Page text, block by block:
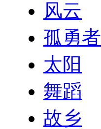
风云
孤勇者
太阳
舞蹈
故乡